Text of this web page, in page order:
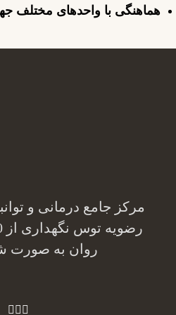
هماهنگی با واحدهای مختلف
مرکز جامع درمانی و
روان به صورت